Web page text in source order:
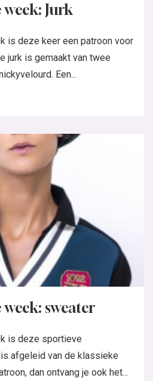
Jurk
is deze keer een patroon voor
jurk is gemaakt van twee
Een...
sweater
is deze sportieve
afgeleid van de klassieke
dan ontvang je ook het...